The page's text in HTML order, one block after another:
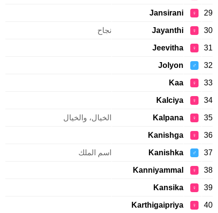
29
♀
Jansirani
30
♀
Jayanthi نجاح
31
♀
Jeevitha
32
♂
Jolyon
33
♀
Kaa
34
♀
Kalciya
35
♀
Kalpana الخيال، والخيال
36
♀
Kanishga
37
♂
Kanishka اسم الملك
38
♀
Kanniyammal
39
♀
Kansika
40
♀
Karthigaipriya